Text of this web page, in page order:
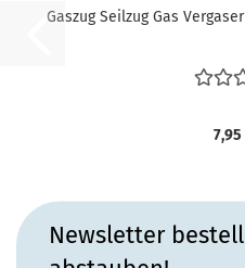
Gaszug Seilzug Gas Vergaser
7,95
Newsletter